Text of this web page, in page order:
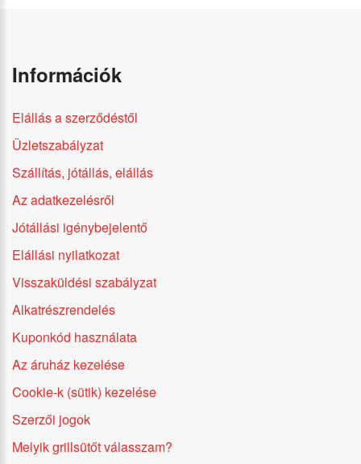
Információk
Elállás a szerződéstől
Üzletszabályzat
Szállítás, jótállás, elállás
Az adatkezelésről
Jótállási igénybejelentő
Elállási nyilatkozat
Visszaküldési szabályzat
Alkatrészrendelés
Kuponkód használata
Az áruház kezelése
Cookie-k (sütik) kezelése
Szerzői jogok
Melyik grillsütőt válasszam?